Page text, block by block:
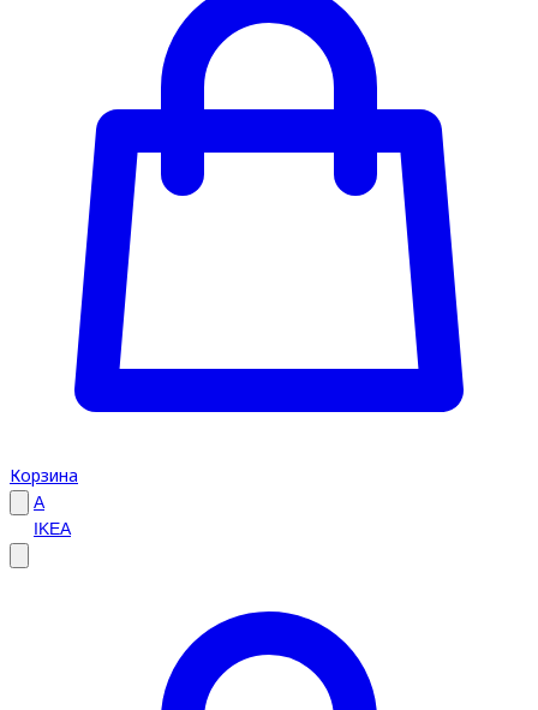
Корзина
A
IKEA